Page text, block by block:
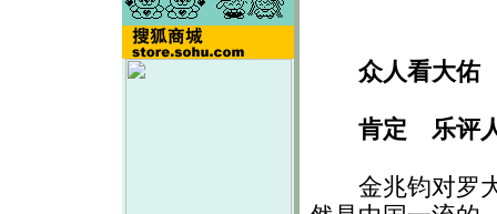
众人看大佑
肯定 乐评
金兆钧对罗大